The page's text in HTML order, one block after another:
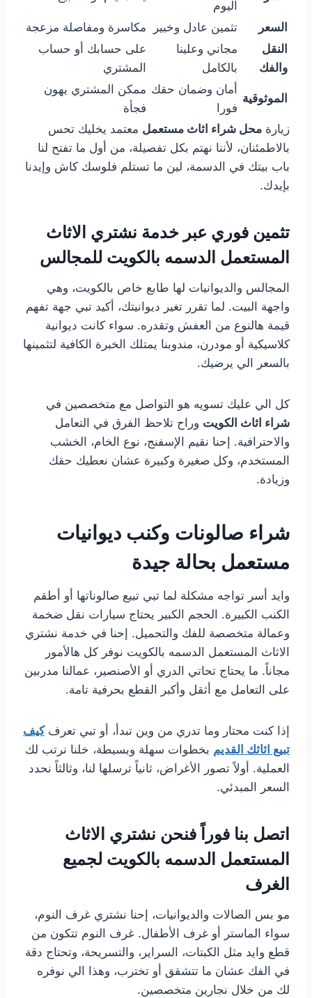
اليوم
السعر تثمين عادل وخبير
مكاسرة ومفاصلة مزعجة
النقل
والفك
مجاني وعلينا
بالكامل
على حسابك أو حساب
المشتري
الموثوقية
أمان وضمان حقك
فورا
ممكن المشتري يهون
فجأة
زيارة محل شراء اثاث مستعمل معتمد يخليك تحس
بالاطمئنان، لأننا نهتم بكل تفصيلة، من أول ما تفتح لنا
باب بيتك في الدسمة، لين ما تستلم فلوسك كاش وإيدنا
بإيدك.
تثمين فوري عبر خدمة نشتري الاثاث
المستعمل الدسمه بالكويت للمجالس
المجالس والديوانيات لها طابع خاص بالكويت، وهي
واجهة البيت. لما تقرر تغير ديوانيتك، أكيد تبي جهة تفهم
قيمة هالنوع من العفش وتقدره. سواء كانت ديوانية
كلاسيكية أو مودرن، مندوبنا يمتلك الخبرة الكافية لتثمينها
بالسعر الي يرضيك.
كل الي عليك تسويه هو التواصل مع متخصصين في
شراء اثاث الكويت وراح تلاحظ الفرق في التعامل
والاحترافية. إحنا نقيم الإسفنج، نوع الخام، الخشب
المستخدم، وكل صغيرة وكبيرة عشان نعطيك حقك
وزيادة.
شراء صالونات وكنب ديوانيات
مستعمل بحالة جيدة
وايد أسر تواجه مشكلة لما تبي تبيع صالوناتها أو أطقم
الكنب الكبيرة. الحجم الكبير يحتاج سيارات نقل ضخمة
وعمالة متخصصة للفك والتحميل. إحنا في خدمة نشتري
الاثاث المستعمل الدسمه بالكويت نوفر كل هالأمور
مجاناً. ما يحتاج تحاتي الدري أو الأصنصير، عمالنا مدربين
على التعامل مع أثقل وأكبر القطع بحرفية تامة.
إذا كنت محتار وما تدري من وين تبدأ، أو تبي تعرفكيف
تبيع اثاثك القديم بخطوات سهلة وبسيطة، خلنا نرتب لك
العملية. أولاً تصور الأغراض، ثانياً ترسلها لنا، وثالثاً نحدد
السعر المبدئي.
اتصل بنا فوراً فنحن نشتري الاثاث
المستعمل الدسمه بالكويت لجميع
الغرف
مو بس الصالات والديوانيات، إحنا نشتري غرف النوم،
سواء الماستر أو غرف الأطفال. غرف النوم تتكون من
قطع وايد مثل الكبتات، السراير، والتسريحة، وتحتاج دقة
في الفك عشان ما تتشقق أو تخترب، وهذا الي نوفره
لك من خلال نجارين متخصصين.